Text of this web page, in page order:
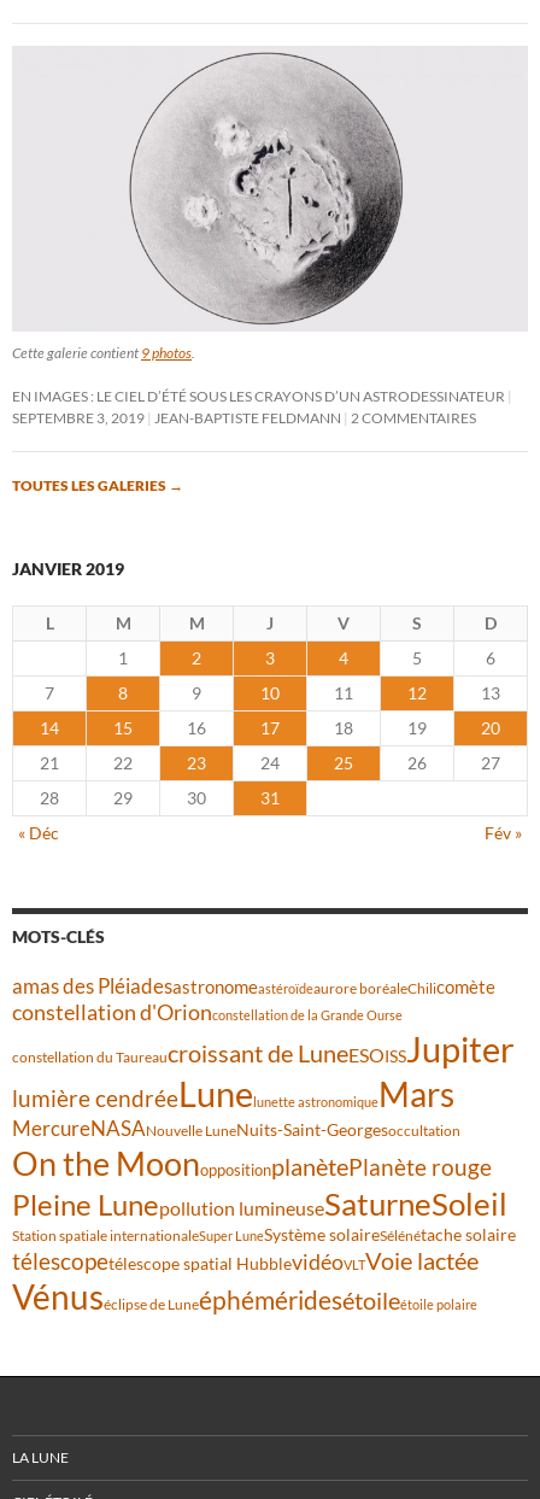
Cette galerie contient 9 photos
EN IMAGES : LE CIEL D’ÉTÉ SOUS LES CRAYONS D’UN ASTRODESSINATEUR
SEPTEMBRE 3, 2019
JEAN-BAPTISTE FELDMANN 2 COMMENTAIRES
TOUTES LES GALERIES →
JANVIER 2019
L M M J V S
D
1
2 3 4 5
6
7
8 9 10 11 12
13
14
15 16 17 18 19
20
21
22 23 24 25 26
27
28
29 30
31
« Déc
Fév »
MOTS-CLÉS
amas des Pléiadesastronomeastéroïdeaurore boréaleChilicomète
constellation d'Orionconstellation de la Grande Ourse
constellation du Taureaucroissant de LuneESOISSJupiter
lumière cendréeLunelunette astronomiqueMars
MercureNASANouvelle LuneNuits-Saint-Georgesoccultation
On the MoonoppositionplanètePlanète rouge
Pleine Lunepollution lumineuseSaturneSoleil
Station spatiale internationaleSuper LuneSystème solaireSélénétache solaire
télescopetélescope spatial HubblevidéoVLTVoie lactée
Vénuséclipse de Luneéphéméridesétoileétoile polaire
LA LUNE